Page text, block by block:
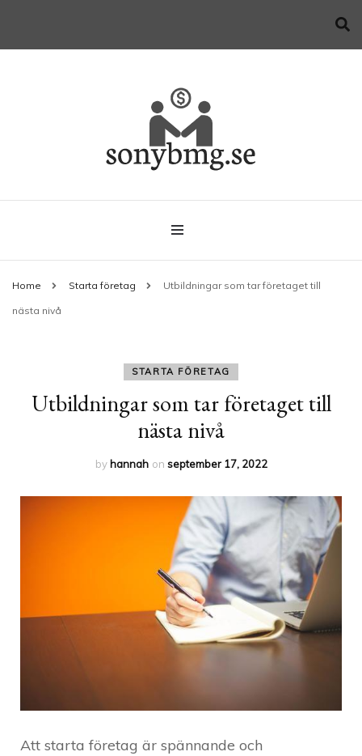
sonybmg.se
Home Starta företag Utbildningar som tar företaget till
nästa nivå
STARTA FÖRETAG
Utbildningar som tar företaget till
nästa nivå
by hannah on september 17, 2022
Att starta företag är spännande och